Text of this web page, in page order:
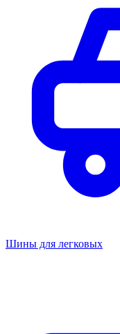
Шины для легковых